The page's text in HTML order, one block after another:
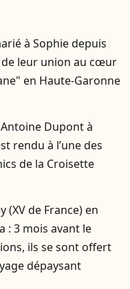
à Sophie depuis
leur union au cœur
en Haute-Garonne
Dupont à
rendu à l’une des
de la Croisette
(XV de France) en
: 3 mois avant le
ils se sont offert
dépaysant